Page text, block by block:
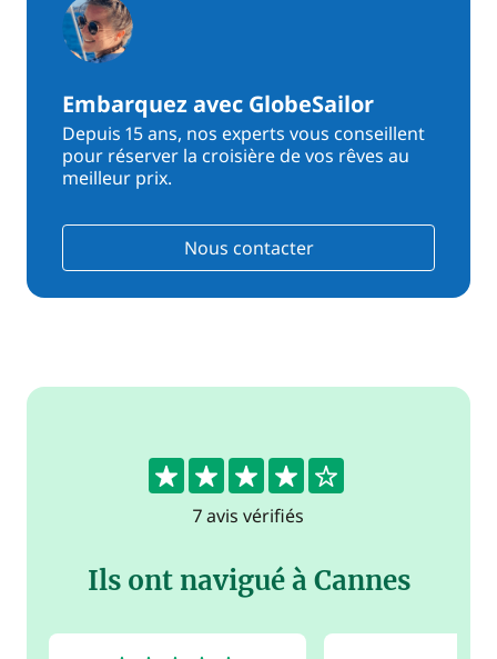
Embarquez avec GlobeSailor
Depuis 15 ans, nos experts vous conseillent
pour réserver la croisière de vos rêves au
meilleur prix.
Nous contacter
4.4
7 avis vérifiés
Ils ont navigué à Cannes